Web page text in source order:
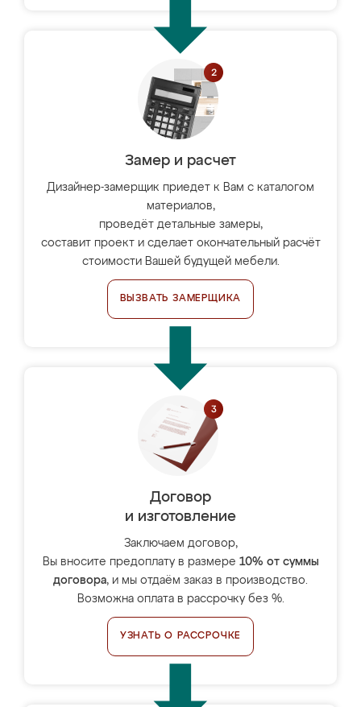
Замер и расчет
Дизайнер-замерщик приедет к Вам с каталогом
материалов,
проведёт детальные замеры,
составит проект и сделает окончательный расчёт
стоимости Вашей будущей мебели.
ВЫЗВАТЬ ЗАМЕРЩИКА
Договор
и изготовление
Заключаем договор,
Вы вносите предоплату в размере 10% от суммы
договора, и мы отдаём заказ в производство.
Возможна оплата в рассрочку без %.
УЗНАТЬ О РАССРОЧКЕ